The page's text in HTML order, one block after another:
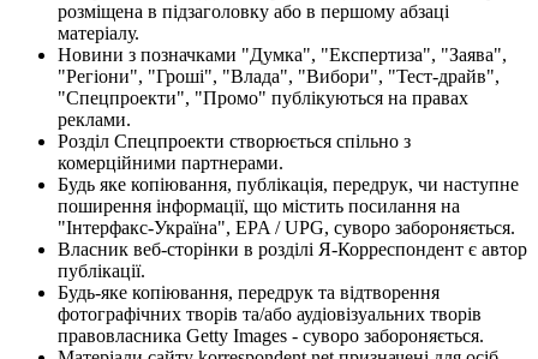
розміщена в підзаголовку або в першому абзаці
матеріалу.
Новини з позначками "Думка", "Експертиза", "Заява",
"Регіони", "Гроші", "Влада", "Вибори", "Тест-драйв",
"Спецпроекти", "Промо" публікуються на правах
реклами.
Розділ Спецпроекти створюється спільно з
комерційними партнерами.
Будь яке копіювання, публікація, передрук, чи наступне
поширення інформації, що містить посилання на
"Інтерфакс-Україна", EPA / UPG, суворо забороняється.
Власник веб-сторінки в розділі Я-Корреспондент є автор
публікації.
Будь-яке копіювання, передрук та відтворення
фотографічних творів та/або аудіовізуальних творів
правовласника Getty Images - суворо забороняється.